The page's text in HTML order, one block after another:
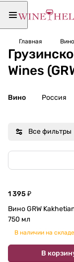
Главная Вино
Wines
Вино Россия
Все фильтры
1 395 ₽
Вино GRW Kakhetian
750 мл
В наличии на складе
В